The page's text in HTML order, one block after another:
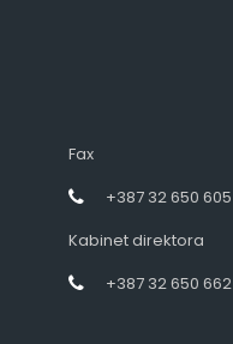
Fax
+387 32 650 605
Kabinet direktora
+387 32 650 662